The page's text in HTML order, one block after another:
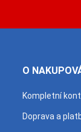
O
Kompletní
Doprava a